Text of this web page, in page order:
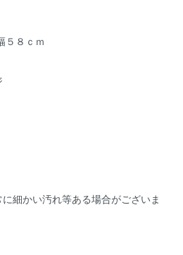
５８ｃｍ
細かい汚れ等ある場合がございま